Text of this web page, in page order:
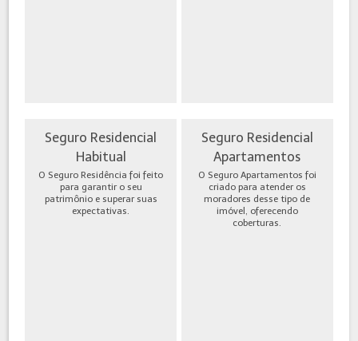
Seguro Residencial
Habitual
O Seguro Residência foi feito
para garantir o seu
patrimônio e superar suas
expectativas.
Seguro Residencial
Apartamentos
O Seguro Apartamentos foi
criado para atender os
moradores desse tipo de
imóvel, oferecendo
coberturas.